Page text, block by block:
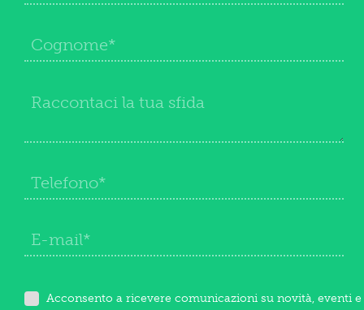
Acconsento a ricevere comunicazioni su novità, eventi e